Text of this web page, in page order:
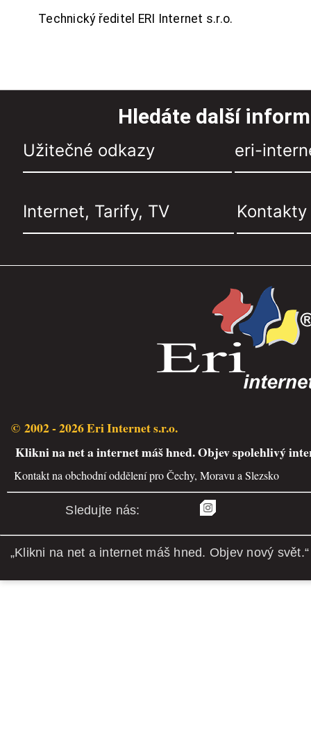
Technický ředitel ERI Internet s.r.o.
Hledáte další
Užitečné odkazy eri-
Internet, Tarify, TV Kontakty
© 2002 - 2026 Eri Internet s.r.o.
Klikni na net a internet máš hned. Objev spolehlivý
Kontakt na obchodní oddělení pro Čechy, Moravu a Slezsko
Sledujte nás:
„Klikni na net a internet máš hned. Objev nový svět.“